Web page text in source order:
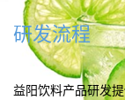
15年来，星光易汇
料科技研究所拥有
益阳配制酒产品研